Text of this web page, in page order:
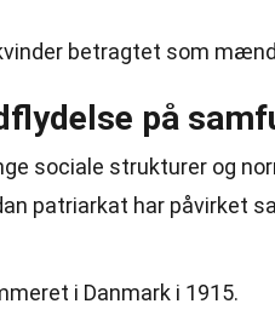
betragtet som
på
sociale strukturer og
patriarkat har påvirket
i Danmark i 1915.